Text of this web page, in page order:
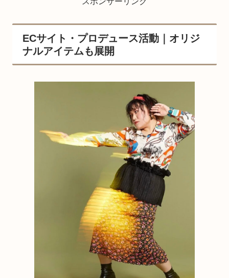
ECサイト・プロデュース活動｜オリジ
ナルアイテムも展開